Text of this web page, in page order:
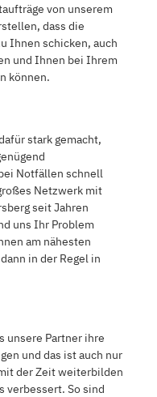
von unserem
dass die
Ihnen schicken, auch
und Ihnen bei Ihrem
können.
stark gemacht,
Notfällen schnell
Netzwerk mit
seit Jahren
uns Ihr Problem
am nähesten
in der Regel in
unsere Partner ihre
und das ist auch nur
der Zeit weiterbilden
verbessert. So sind